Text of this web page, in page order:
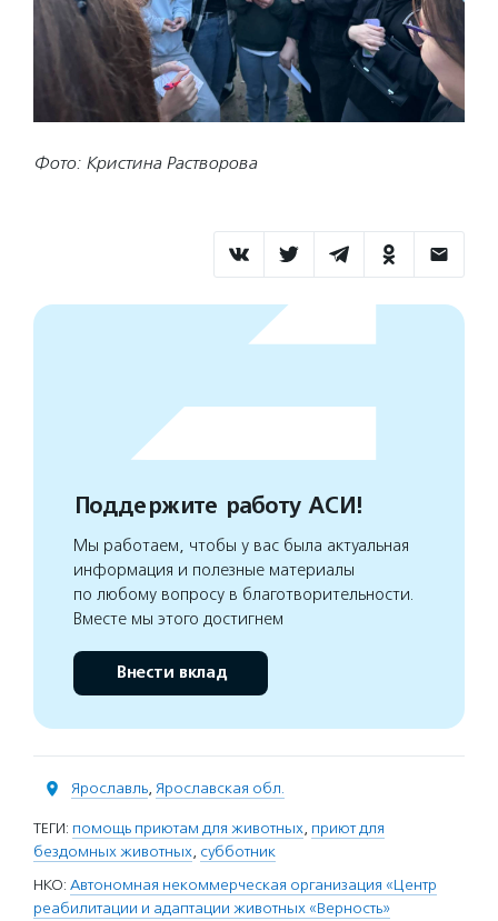
Фото: Кристина Растворова
Поддержите работу АСИ!
Мы работаем, чтобы у вас была актуальная
информация и полезные материалы
по любому вопросу в благотворительности.
Вместе мы этого достигнем
Внести вклад
Ярославль, Ярославская обл.
ТЕГИ: помощь приютам для животных, приют для
бездомных животных, субботник
НКО: Автономная некоммерческая организация «Центр
реабилитации и адаптации животных «Верность»